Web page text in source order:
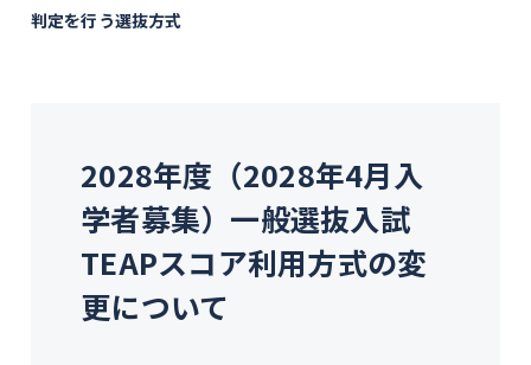
判定を行う選抜方式
2028年度（2028年4月入
学者募集）一般選抜入試
TEAPスコア利用方式の変
更について